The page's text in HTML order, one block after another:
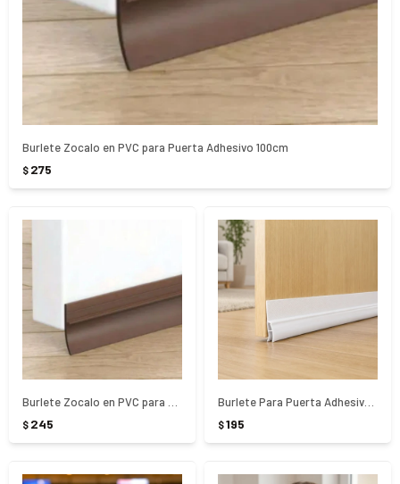
Burlete Zocalo en PVC para Puerta Adhesivo 100cm
$ 275
$ 245 $195